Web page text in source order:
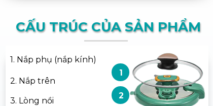
CẤU TRÚC CỦA SẢN PHẨM
1
2
1. Nắp phụ (nắp kính)
2. Nắp trên
3. Lòng nồi